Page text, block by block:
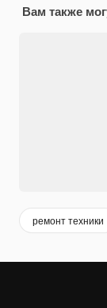
Вам также
ремонт техники